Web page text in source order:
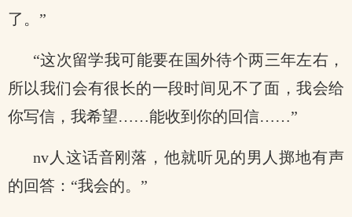
了。”
“这次留学我可能要在国外待个两三年左右，
所以我们会有很长的一段时间见不了面，我会给
你写信，我希望……能收到你的回信……”
nv人这话音刚落，他就听见的男人掷地有声
的回答：“我会的。”